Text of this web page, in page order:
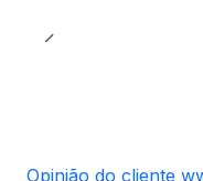
Opinião do cliente